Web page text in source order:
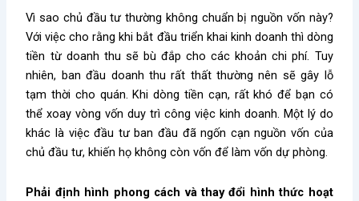
Vì sao chủ đầu tư thường không chuẩn bị nguồn vốn này?
Với việc cho rằng khi bắt đầu triển khai kinh doanh thì dòng
tiền từ doanh thu sẽ bù đắp cho các khoản chi phí. Tuy
nhiên, ban đầu doanh thu rất thất thường nên sẽ gây lỗ
tạm thời cho quán. Khi dòng tiền cạn, rất khó để bạn có
thể xoay vòng vốn duy trì công việc kinh doanh. Một lý do
khác là việc đầu tư ban đầu đã ngốn cạn nguồn vốn của
chủ đầu tư, khiến họ không còn vốn để làm vốn dự phòng.
Phải định hình phong cách và thay đổi hình thức hoạt